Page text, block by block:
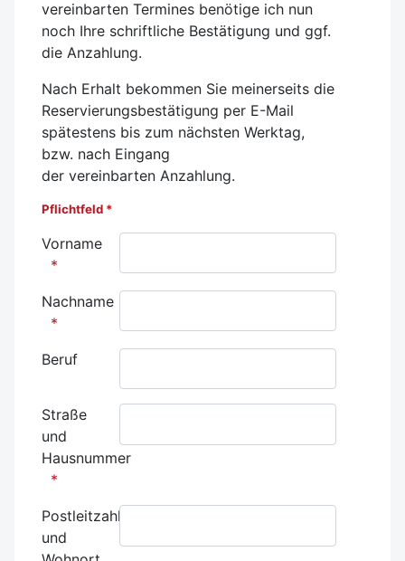
vereinbarten Termines benötige ich nun
noch Ihre schriftliche Bestätigung und ggf.
die Anzahlung.
Nach Erhalt bekommen Sie meinerseits die
Reservierungsbestätigung per E-Mail
spätestens bis zum nächsten Werktag,
bzw. nach Eingang
der vereinbarten Anzahlung.
Pflichtfeld *
Vorname
Nachname
Beruf
Straße
und
Hausnummer
Postleitzahl
und